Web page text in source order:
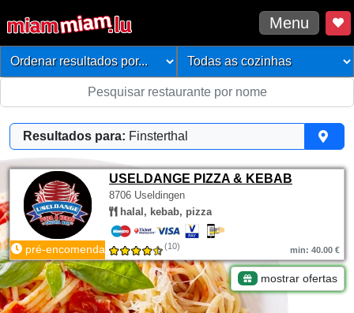
Menu
Resultados para: Finsterthal
USELDANGE PIZZA & KEBAB
8706 Useldingen
halal, kebab, pizza
pré-encomenda (10) min: 40.00 €
mostrar ofertas